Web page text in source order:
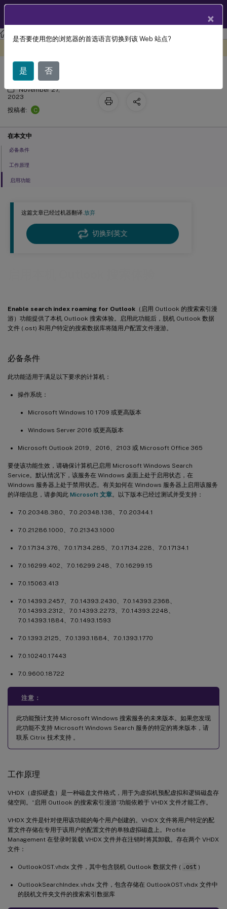
Profile Management Profile Management 2303
这篇文章已经过机器翻译.放弃
切换到英文
Enable search index roaming for Outlook （启用 Outlook 的搜索索引漫
游）功能提供了本机 Outlook 搜索体验。启用此功能后，脱机 Outlook 数据
文件 (.ost) 和用户特定的搜索数据库将随用户配置文件漫游。
必备条件
此功能适用于满足以下要求的计算机：
操作系统：
Microsoft Windows 10 1709 或更高版本
Windows Server 2016 或更高版本
Microsoft Outlook 2019、2016、2103 或 Microsoft Office 365
要使该功能生效，请确保计算机已启用 Microsoft Windows Search
Service。默认情况下，该服务在 Windows 桌面上处于启用状态，在
Windows 服务器上处于禁用状态。有关如何在 Windows 服务器上启用该服务
的详细信息，请参阅此 Microsoft 文章。以下版本已经过测试并受支持：
7.0.20348.380、7.0.20348.138、7.0.20344.1
7.0.21286.1000、7.0.21343.1000
7.0.17134.376、7.0.17134.285、7.0.17134.228、7.0.17134.1
7.0.16299.402、7.0.16299.248、7.0.16299.15
7.0.15063.413
7.0.14393.2457、7.0.14393.2430、7.0.14393.2368、
7.0.14393.2312、7.0.14393.2273、7.0.14393.2248、
7.0.14393.1884、7.0.1493.1593
7.0.1393.2125、7.0.1393.1884、7.0.1393.1770
7.0.10240.17443
7.0.9600.18722
注意：
此功能预计支持 Microsoft Windows 搜索服务的未来版本。如果您发现
此功能不支持 Microsoft Windows Search 服务的特定的将来版本，请
联系 Citrix 技术支持 。
工作原理
VHDX（虚拟硬盘）是一种磁盘文件格式，用于为虚拟机预配虚拟和逻辑磁盘存
储空间。“启用 Outlook 的搜索索引漫游”功能依赖于 VHDX 文件才能工作。
VHDX 文件是针对使用该功能的每个用户创建的。VHDX 文件将用户特定的配
置文件存储在专用于该用户的配置文件的单独虚拟磁盘上。Profile
Management 在登录时装载 VHDX 文件并在注销时将其卸载。存在两个 VHDX
文件：
OutlookOST.vhdx 文件，其中包含脱机 Outlook 数据文件 ( .ost )
OutlookSearchIndex.vhdx 文件，包含存储在 OutlookOST.vhdx 文件中
的脱机文件夹文件的搜索索引数据库
启用本机 Outlook 搜索体验
November 27,
2023
投稿者:
C
在本文中
必备条件
工作原理
启用功能
×
是否要使用您的浏览器的首选语言切换到该 Web 站点?
是 否